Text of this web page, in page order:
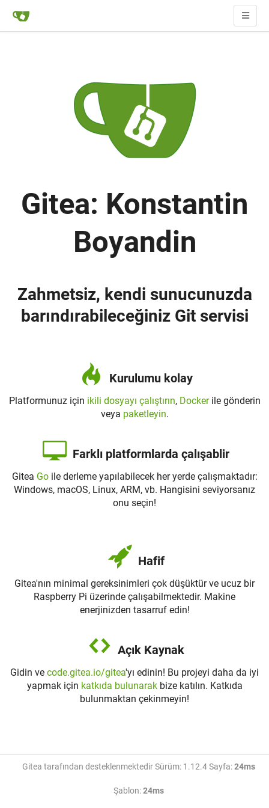
Gitea: Konstantin
Boyandin
Zahmetsiz, kendi sunucunuzda
barındırabileceğiniz Git servisi
Kurulumu kolay
Platformunuz için ikili dosyayı çalıştırın, Dockerile gönderin
veya paketleyin.
Farklı platformlarda çalışablir
Gitea Goile derleme yapılabilecek her yerde çalışmaktadır:
Windows, macOS, Linux, ARM, vb. Hangisini seviyorsanız
onu seçin!
Hafif
Gitea'nın minimal gereksinimleri çok düşüktür ve ucuz bir
Raspberry Pi üzerinde çalışabilmektedir. Makine
enerjinizden tasarruf edin!
Açık Kaynak
Gidin ve code.gitea.io/gitea'yı edinin! Bu projeyi daha da iyi
yapmak için katkıda bulunarakbize katılın. Katkıda
bulunmaktan çekinmeyin!
Gitea tarafından desteklenmektedir Sürüm: 1.12.4 Sayfa:24ms
Şablon:24ms